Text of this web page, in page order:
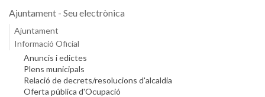
Ajuntament - Seu electrònica
Ajuntament
Informació Oficial
Anuncis i edictes
Plens municipals
Relació de decrets/resolucions d'alcaldia
Oferta pública d'Ocupació